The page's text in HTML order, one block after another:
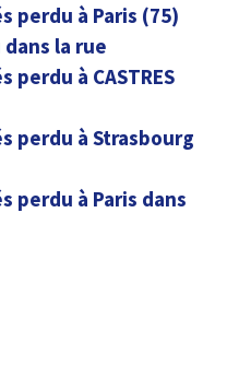
perdu à Paris (75)
la rue
perdu à CASTRES
perdu à Strasbourg
perdu à Paris dans